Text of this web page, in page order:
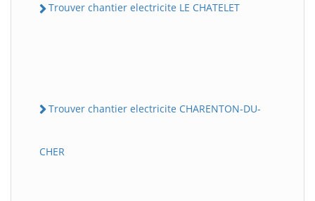
Trouver chantier electricite LE CHATELET
Trouver chantier electricite CHARENTON-DU-
CHER